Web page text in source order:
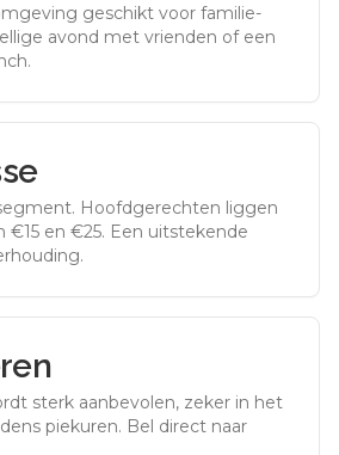
geschikt voor familie-
avond met vrienden of een
. Hoofdgerechten liggen
€15 en €25. Een uitstekende
sterk aanbevolen, zeker in het
piekuren. Bel direct naar